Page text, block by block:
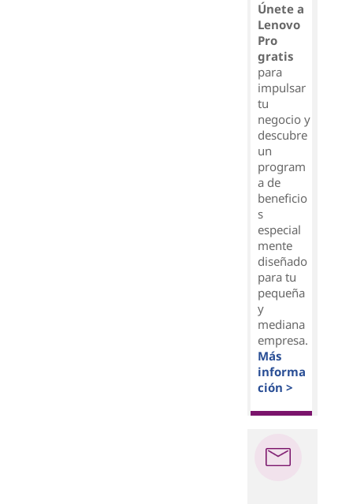
Únete a
Lenovo
Pro
gratis
para
impulsar
tu
negocio y
descubre
un
program
a de
beneficio
s
especial
mente
diseñado
para tu
pequeña
y
mediana
empresa.
Más
informa
ción >